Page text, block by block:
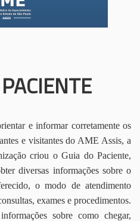
e informar corretamente os
e visitantes do AME Assis, a
criou o Guia do Paciente,
diversas informações sobre o
o modo de atendimento
exames e procedimentos.
sobre como chegar,